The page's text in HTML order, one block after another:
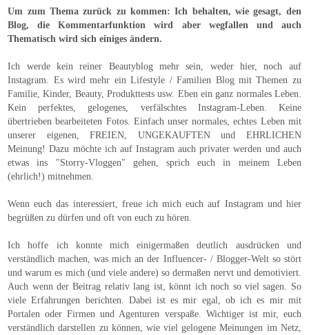
Um zum Thema zurück zu kommen: Ich behalten, wie gesagt, den
Blog, die Kommentarfunktion wird aber wegfallen und auch
Thematisch wird sich einiges ändern.
Ich werde kein reiner Beautyblog mehr sein, weder hier, noch auf
Instagram. Es wird mehr ein Lifestyle / Familien Blog mit Themen zu
Familie, Kinder, Beauty, Produkttests usw. Eben ein ganz normales Leben.
Kein perfektes, gelogenes, verfälschtes Instagram-Leben. Keine
übertrieben bearbeiteten Fotos. Einfach unser normales, echtes Leben mit
unserer eigenen, FREIEN, UNGEKAUFTEN und EHRLICHEN
Meinung! Dazu möchte ich auf Instagram auch privater werden und auch
etwas ins "Storry-Vloggen" gehen, sprich euch in meinem Leben
(ehrlich!) mitnehmen.
Wenn euch das interessiert, freue ich mich euch auf Instagram und hier
begrüßen zu dürfen und oft von euch zu hören.
Ich hoffe ich konnte mich einigermaßen deutlich ausdrücken und
verständlich machen, was mich an der Influencer- / Blogger-Welt so stört
und warum es mich (und viele andere) so dermaßen nervt und demotiviert.
Auch wenn der Beitrag relativ lang ist, könnt ich noch so viel sagen. So
viele Erfahrungen berichten. Dabei ist es mir egal, ob ich es mir mit
Portalen oder Firmen und Agenturen verspaße. Wichtiger ist mir, euch
verständlich darstellen zu können, wie viel gelogeneMeinungen im Netz,